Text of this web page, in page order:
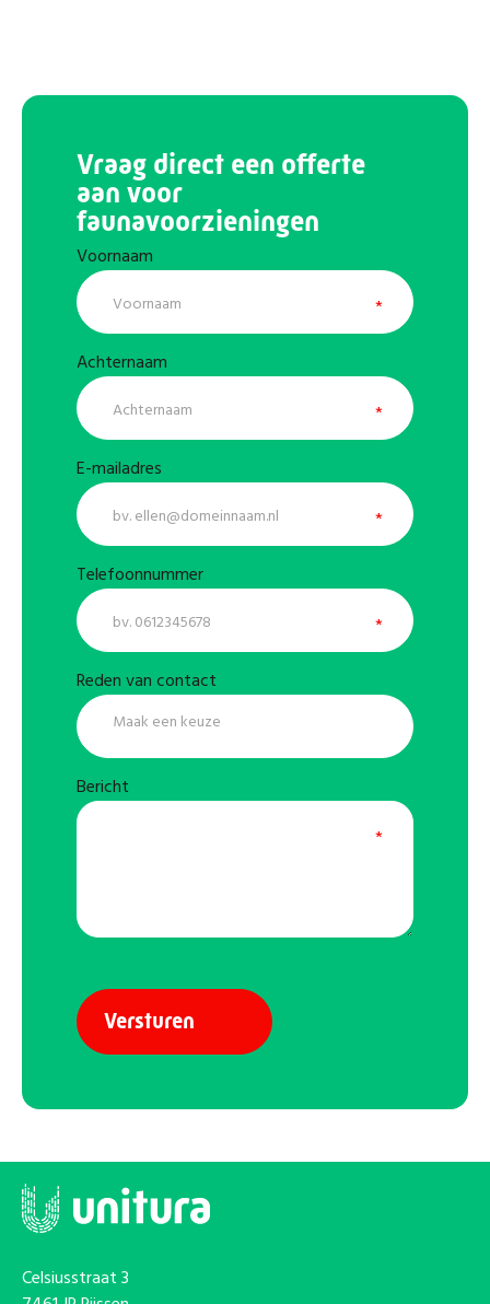
Vraag direct een offerte
aan voor
faunavoorzieningen
Voornaam
Achternaam
E-mailadres
Telefoonnummer
Reden van contact
Bericht
Celsiusstraat 3